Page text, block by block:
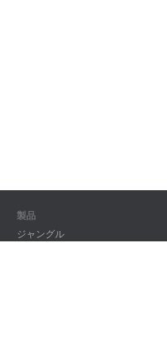
製品
ジャングル